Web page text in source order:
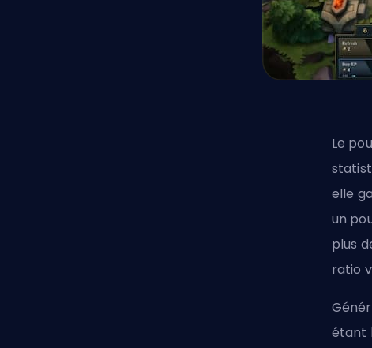
Le
elle
un
plus
ratio
étant